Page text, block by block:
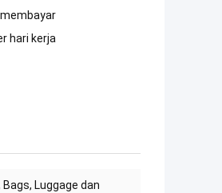
hari kerja
Luggage dan